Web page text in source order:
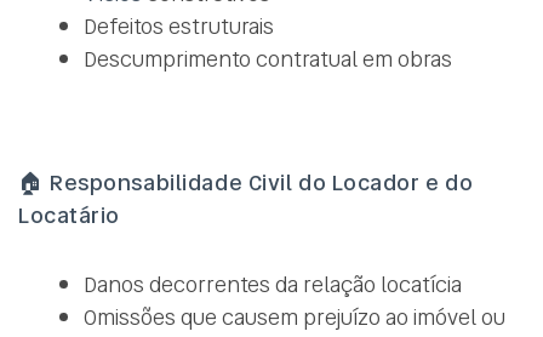
Defeitos estruturais
Descumprimento contratual em obras
🏠 Responsabilidade Civil do Locador e do
Locatário
Danos decorrentes da relação locatícia
Omissões que causem prejuízo ao imóvel ou